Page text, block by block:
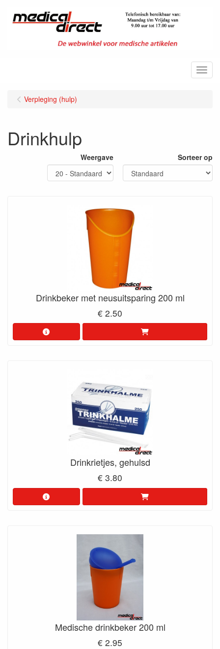
Menu
Verpleging (hulp)
Drinkhulp
Weergave Sorteer op
Drinkbeker met neusuitsparing 200 ml
€ 2.50
Drinkrietjes, gehulsd
€ 3.80
Medische drinkbeker 200 ml
€ 2.95